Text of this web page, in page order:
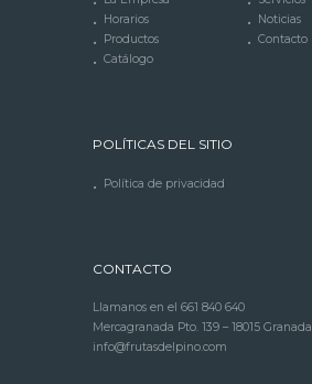
Horarios
Noticias
Productos
Contacto
Catálogo
POLÍTICAS DEL SITIO
Política de privacidad
CONTACTO
Llamanos en el 661 840 640
Mercagranada Pto. 139 – 18015 Granada
info@frutasdelpino.com